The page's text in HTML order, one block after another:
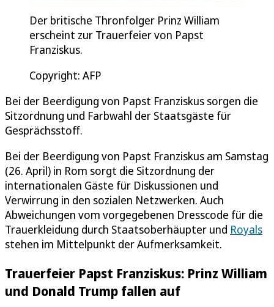
Der britische Thronfolger Prinz William
erscheint zur Trauerfeier von Papst
Franziskus.
Copyright: AFP
Bei der Beerdigung von Papst Franziskus sorgen die
Sitzordnung und Farbwahl der Staatsgäste für
Gesprächsstoff.
Bei der Beerdigung von Papst Franziskus am Samstag
(26. April) in Rom sorgt die Sitzordnung der
internationalen Gäste für Diskussionen und
Verwirrung in den sozialen Netzwerken. Auch
Abweichungen vom vorgegebenen Dresscode für die
Trauerkleidung durch Staatsoberhäupter und Royals
stehen im Mittelpunkt der Aufmerksamkeit.
Trauerfeier Papst Franziskus: Prinz William
und Donald Trump fallen auf